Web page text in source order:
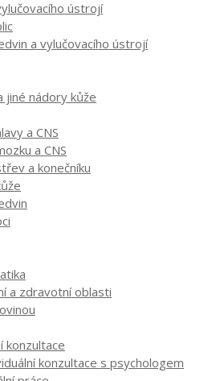
ústrojí
a vylučovacího ústrojí
jiné nádory kůže
a CNS
a CNS
a konečníku
a zdravotní oblasti
konzultace
konzultace s psychologem